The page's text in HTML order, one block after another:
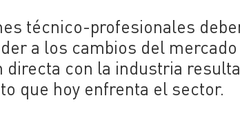
técnico-profesionales
a los cambios del mercado
directa con la industria
que hoy enfrenta el sector.